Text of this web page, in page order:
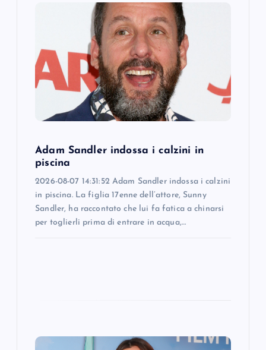
Adam Sandler indossa i calzini in
piscina
2026-08-07 14:31:52 Adam Sandler indossa i calzini
in piscina. La figlia 17enne dell’attore, Sunny
Sandler, ha raccontato che lui fa fatica a chinarsi
per toglierli prima di entrare in acqua,…